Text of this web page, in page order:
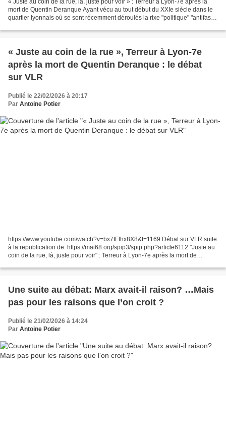
« Juste au coin de la rue, là, juste pour voir » : Terreur à Lyon-7e après la
mort de Quentin Deranque Ayant vécu au tout début du XXIe siècle dans le
quartier lyonnais où se sont récemment déroulés la rixe "politique" "antifas"
« Juste au coin de la rue », Terreur à Lyon-7e
après la mort de Quentin Deranque : le débat
sur VLR
Publié le 22/02/2026 à 20:17
Par Antoine Potier
https://www.youtube.com/watch?v=bx7IFthx8X8&t=1169 Débat sur VLR suite
à la republication de: https://mai68.org/spip3/spip.php?article6112 "Juste au
coin de la rue, là, juste pour voir" : Terreur à Lyon-7e après la mort de
Une suite au débat: Marx avait-il raison? …Mais
pas pour les raisons que l’on croit ?
Publié le 21/02/2026 à 14:24
Par Antoine Potier